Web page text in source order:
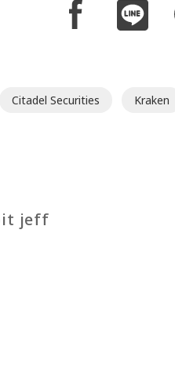
Citadel Securities Kraken
jeff